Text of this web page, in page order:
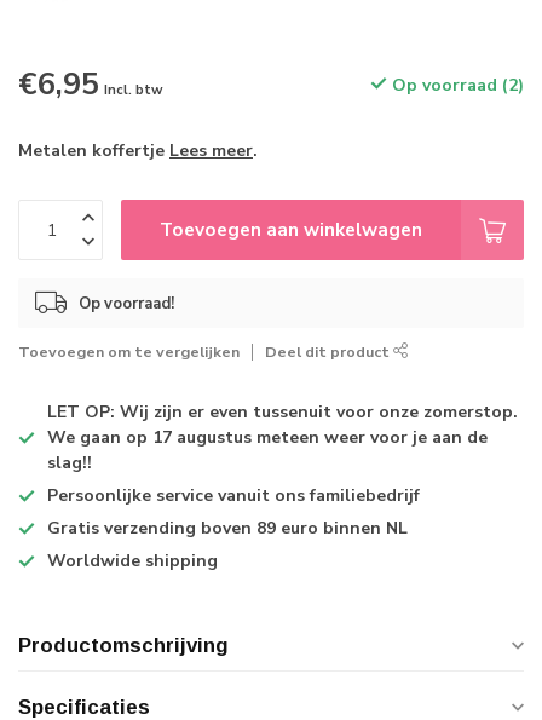
€6,95 Incl. btw Op voorraad (2)
Metalen koffertje Lees meer.
Toevoegen aan winkelwagen
Op voorraad!
Toevoegen om te vergelijken Deel dit product
LET OP: Wij zijn er even tussenuit voor onze zomerstop.
We gaan op 17 augustus meteen weer voor je aan de
slag!!
Persoonlijke service vanuit ons familiebedrijf
Gratis verzending boven 89 euro binnen NL
Worldwide shipping
Productomschrijving
Specificaties